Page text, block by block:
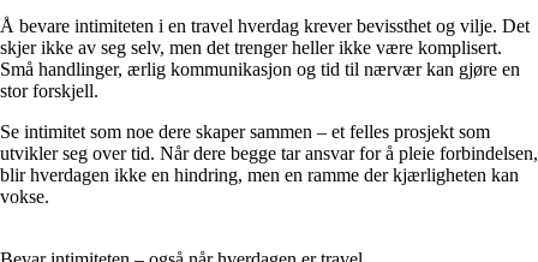
Å bevare intimiteten i en travel hverdag krever bevissthet og vilje. Det
skjer ikke av seg selv, men det trenger heller ikke være komplisert.
Små handlinger, ærlig kommunikasjon og tid til nærvær kan gjøre en
stor forskjell.
Se intimitet som noe dere skaper sammen – et felles prosjekt som
utvikler seg over tid. Når dere begge tar ansvar for å pleie forbindelsen,
blir hverdagen ikke en hindring, men en ramme der kjærligheten kan
vokse.